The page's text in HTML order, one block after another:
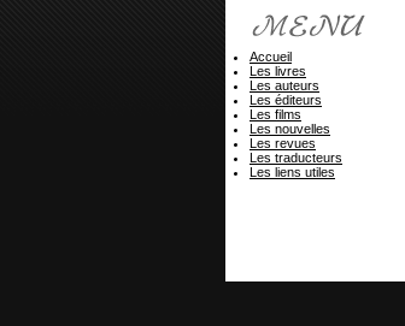
Accueil
Les livres
Les auteurs
Les éditeurs
Les films
Les nouvelles
Les revues
Les traducteurs
Les liens utiles